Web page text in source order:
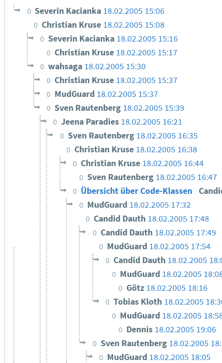
0 Severin Kacianka 18.02.2005 15:06
0 Christian Kruse 18.02.2005 15:08
0 Severin Kacianka 18.02.2005 15:16
0 Christian Kruse 18.02.2005 15:17
0 wahsaga 18.02.2005 15:30
0 Christian Kruse 18.02.2005 15:37
0 MudGuard 18.02.2005 15:37
0 Sven Rautenberg 18.02.2005 15:39
0 Jeena Paradies 18.02.2005 16:21
0 Sven Rautenberg 18.02.2005 16:35
0 Christian Kruse 18.02.2005 16:38
0 Christian Kruse 18.02.2005 16:44
0 Sven Rautenberg 18.02.2005 16:47
0 Übersicht über Code-Klassen
0 MudGuard 18.02.2005 17:32
0 Candid Dauth 18.02.2005 17:48
0 Candid Dauth 18.02.2005 17:49
0 MudGuard 18.02.2005 17:54
0 Candid Dauth 18.02.2005
0 MudGuard 18.02.2005
0 Götz 18.02.2005 18:16
0 Tobias Kloth 18.02.2005
0 MudGuard 18.02.2005
0 Dennis 18.02.2005 19:06
0 Sven Rautenberg 18.02.2005
0 MudGuard 18.02.2005 18:05